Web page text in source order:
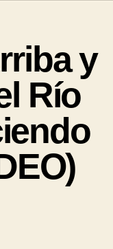
y
Río